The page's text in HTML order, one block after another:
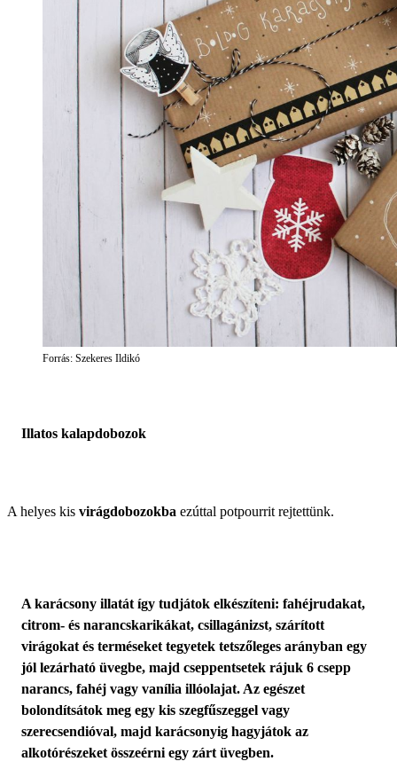
Forrás: Szekeres Ildikó
Illatos kalapdobozok
A helyes kis virágdobozokba ezúttal potpourrit rejtettünk.
A karácsony illatát így tudjátok elkészíteni: fahéjrudakat,
citrom- és narancskarikákat, csillagánizst, szárított
virágokat és terméseket tegyetek tetszőleges arányban egy
jól lezárható üvegbe, majd cseppentsetek rájuk 6 csepp
narancs, fahéj vagy vanília illóolajat. Az egészet
bolondítsátok meg egy kis szegfűszeggel vagy
szerecsendióval, majd karácsonyig hagyjátok az
alkotórészeket összeérni egy zárt üvegben.